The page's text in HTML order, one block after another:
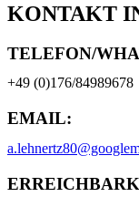
KONTAKT
TELEFON/
+49 (0)176/84989678
EMAIL: